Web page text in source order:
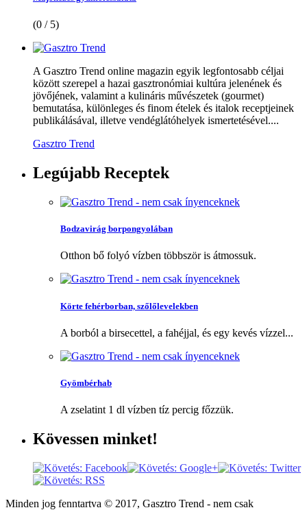
(0 / 5)
A Gasztro Trend online magazin egyik legfontosabb céljai
között szerepel a hazai gasztronómiai kultúra jelenének és
jövőjének, valamint a kulináris művészetek (gourmet)
bemutatása, különleges és finom ételek és italok receptjeinek
publikálásával, illetve vendéglátóhelyek ismertetésével....
Gasztro Trend
Legújabb Receptek
Bodzavirág borpongyolában
Otthon bő folyó vízben többször is átmossuk.
Körte fehérborban, szőlőlevelekben
A borból a birsecettel, a fahéjjal, és egy kevés vízzel...
Gyömbérhab
A zselatint 1 dl vízben tíz percig főzzük.
Kövessen minket!
Minden jog fenntartva © 2017, Gasztro Trend - nem csak